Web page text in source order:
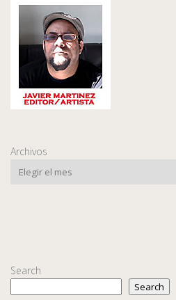
Archivos
Search
Search